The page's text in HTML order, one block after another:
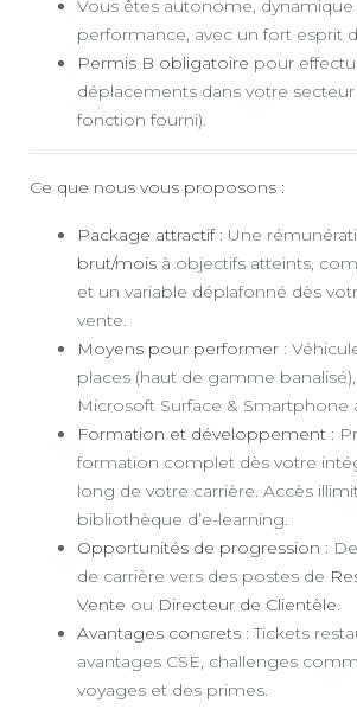
Vous êtes autonome,
performance, avec un fort esprit
Permis B obligatoire pour
déplacements dans votre
fonction fourni).
Ce que nous vous proposons :
Package attractif: Une
brut/mois à objectifs atteints,
et un variable déplafonné dès
vente.
Moyens pour performer :
places (haut de gamme
Microsoft Surface & Smartphone
Formation et développement :
formation complet dès votre
long de votre carrière. Accès
bibliothèque d’e-learning.
Opportunités de progression :
de carrière vers des postes de
Vente ou Directeur de Clientèle.
Avantages concrets : Tickets
avantages CSE, challenges
voyages et des primes.